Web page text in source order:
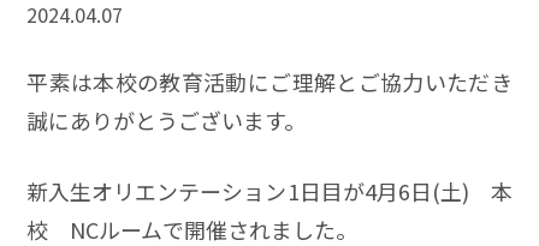
2024.04.07
平素は本校の教育活動にご理解とご協力いただき
誠にありがとうございます。
新入生オリエンテーション1日目が4月6日(土) 本
校 NCルームで開催されました。